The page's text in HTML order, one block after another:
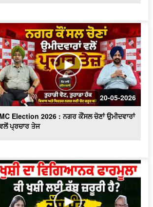
ਹੋਵੇਗਾ ਅਗਲਾ
ਅੰਮ੍ਰਿਤ ਛਕਣ
ਸਕੇਗੀ ਆਪਣੇ
ਬਣੂ Sidhu
ਤੋਂ ਰੁਖ਼ਸਤ ਹੋ ਗਏ
ਅਕਾਲ ਤਖ਼ਤ
ਮੰਤਰੀ ਨੇ
ਸਾਹਿਬ ਤੋਂ
ਪੇਸ਼ੀ ਦੌਰਾਨ
?
20-05-2026
MC Election 2026 : ਨਗਰ ਕੌਂਸਲ ਚੋਣਾਂ ਉਮੀਦਵਾਰਾਂ
ਪ੍ਰਚਾਰ ਤੇਜ